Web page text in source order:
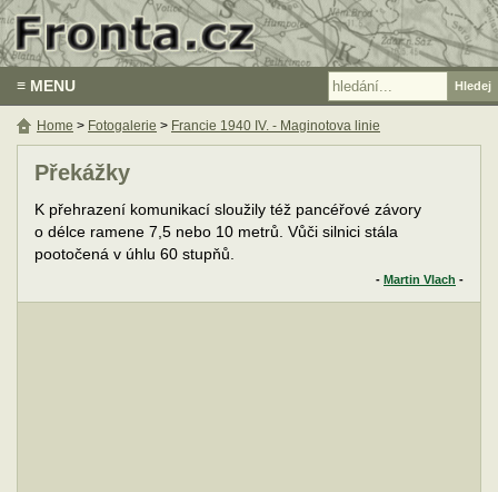
≡ MENU
Překážky
K přehrazení komunikací sloužily též pancéřové závory
o délce ramene 7,5 nebo 10 metrů. Vůči silnici stála
pootočená v úhlu 60 stupňů.
- Martin Vlach -
Home > Fotogalerie > Francie 1940 IV. - Maginotova linie